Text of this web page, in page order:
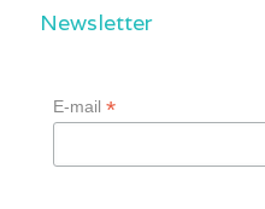
Newsletter
E-mail*